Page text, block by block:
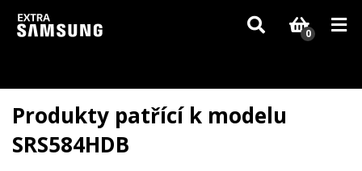
Vzhledem k aktuální situaci se může dodání dílů, které nejsou skladem,
zpozdit. Děkujeme za pochopení.
0
Produkty patřící k modelu
SRS584HDB